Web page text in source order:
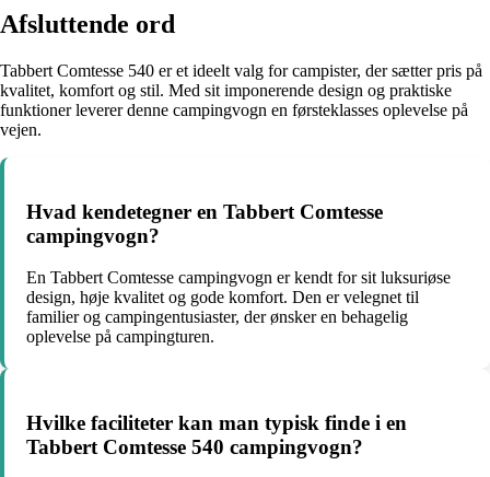
Afsluttende ord
Tabbert Comtesse 540 er et ideelt valg for campister, der sætter pris på
kvalitet, komfort og stil. Med sit imponerende design og praktiske
funktioner leverer denne campingvogn en førsteklasses oplevelse på
vejen.
Hvad kendetegner en Tabbert Comtesse
campingvogn?
En Tabbert Comtesse campingvogn er kendt for sit luksuriøse
design, høje kvalitet og gode komfort. Den er velegnet til
familier og campingentusiaster, der ønsker en behagelig
oplevelse på campingturen.
Hvilke faciliteter kan man typisk finde i en
Tabbert Comtesse 540 campingvogn?